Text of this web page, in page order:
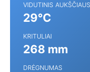
VIDUTINIS
29°C
KRITULIAI
268 mm
DRĖGNUMAS